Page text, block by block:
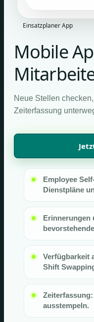
Einsatzplaner App
Mobile
Neue Stellen
Zeiterfassung
Employee
Dienstpläne
Erinnerungen
Verfügbarkeit
Shift
ausstempeln.